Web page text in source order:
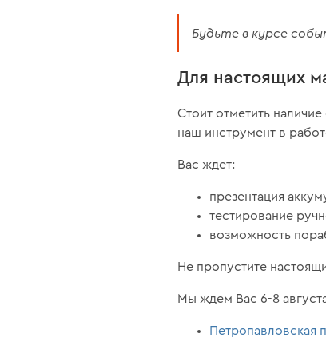
Будьте в курсе
Для настоящих
Стоит отметить
наш инструмент в
Вас ждет:
презентация
тестирование
возможность
Не пропустите
Мы ждем Вас 6-8
Петропавловская